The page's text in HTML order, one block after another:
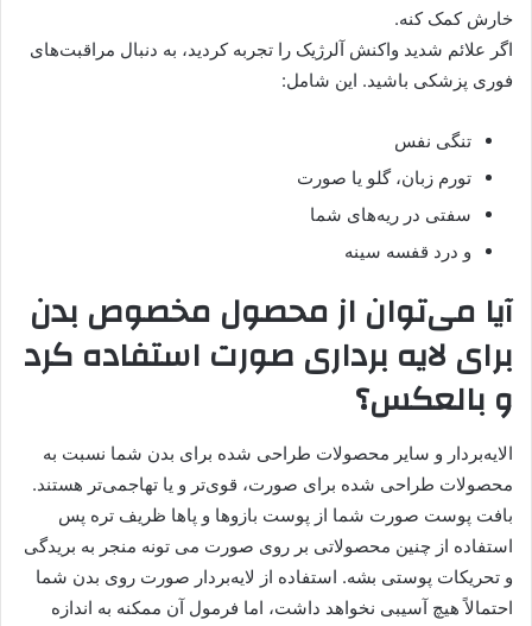
خارش کمک کنه.
اگر علائم شدید واکنش آلرژیک را تجربه کردید، به دنبال مراقبت‌های
فوری پزشکی باشید. این شامل:
تنگی نفس
تورم زبان، گلو یا صورت
سفتی در ریه‌های شما
و درد قفسه سینه
آیا می‌توان از محصول مخصوص بدن
برای لایه برداری صورت استفاده کرد
و بالعکس؟
الایه‌بردار و سایر محصولات طراحی شده برای بدن شما نسبت به
محصولات طراحی شده برای صورت، قوی‌تر و یا تهاجمی‌‌تر هستند.
بافت پوست صورت شما از پوست بازوها و پاها ظریف تره پس
استفاده از چنین محصولاتی بر روی صورت می تونه منجر به بریدگی
و تحریکات پوستی بشه. استفاده از لایه‌بردار صورت روی بدن شما
احتمالاً هیچ آسیبی نخواهد داشت، اما فرمول آن ممکنه به اندازه